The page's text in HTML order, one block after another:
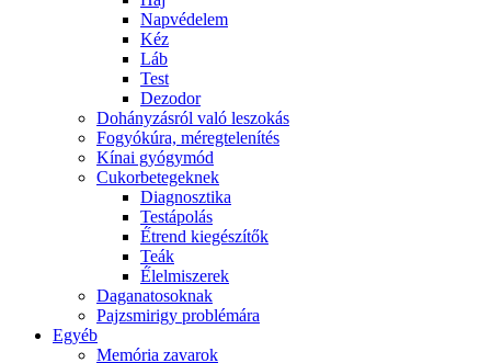
Napvédelem
Kéz
Láb
Test
Dezodor
Dohányzásról való leszokás
Fogyókúra, méregtelenítés
Kínai gyógymód
Cukorbetegeknek
Diagnosztika
Testápolás
É́trend kiegészítők
Teák
É́lelmiszerek
Daganatosoknak
Pajzsmirigy problémára
Egyéb
Memória zavarok